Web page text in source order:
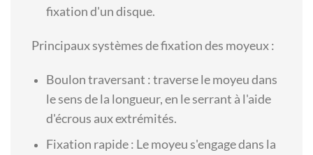
fixation d'un disque.
Principaux systèmes de fixation des moyeux :
Boulon traversant : traverse le moyeu dans
le sens de la longueur, en le serrant à l'aide
d'écrous aux extrémités.
Fixation rapide : Le moyeu s'engage dans la